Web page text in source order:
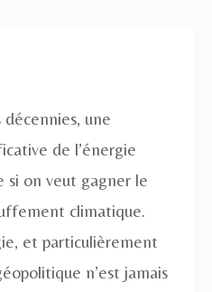
décennies, une
de l’énergie
si on veut gagner le
climatique.
et particulièrement
n’est jamais